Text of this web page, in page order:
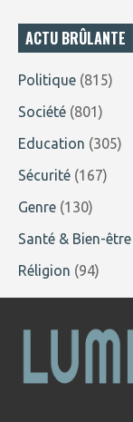
ACTU BRÛLANTE
Politique (815)
Société (801)
Education (305)
Sécurité (167)
Genre (130)
Santé & Bien-être
Réligion (94)